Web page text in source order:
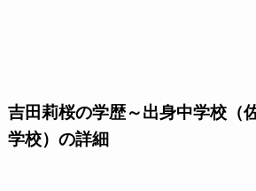
吉田莉桜の学歴～出身中学校（
学校）の詳細